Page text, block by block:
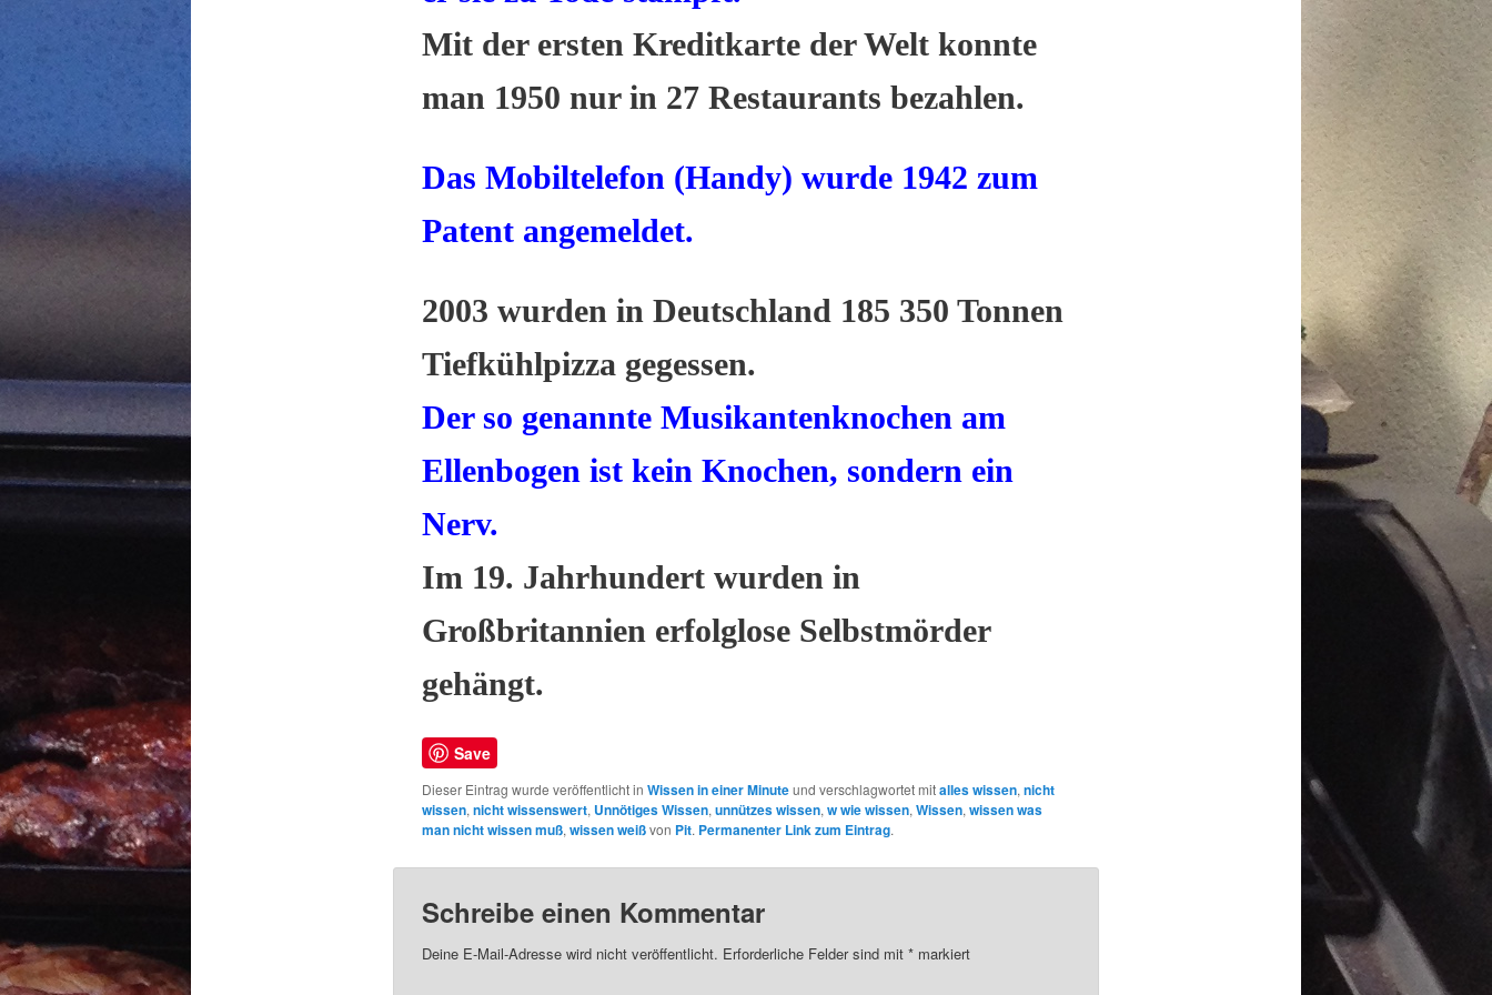
Mit der ersten Kreditkarte der Welt konnte
man 1950 nur in 27 Restaurants bezahlen.
Das Mobiltelefon (Handy) wurde 1942 zum
Patent angemeldet.
2003 wurden in Deutschland 185 350 Tonnen
Tiefkühlpizza gegessen.
Der so genannte Musikantenknochen am
Ellenbogen ist kein Knochen, sondern ein
Nerv.
Im 19. Jahrhundert wurden in
Großbritannien erfolglose Selbstmörder
gehängt.
Save
Dieser Eintrag wurde veröffentlicht in Wissen in einer Minuteund verschlagwortet mitalles wissen,nicht
wissen,nicht wissenswert, Unnötiges Wissen,unnützes wissen,w wie wissen,Wissen,wissen was
man nicht wissen muß,wissen weißvon Pit. Permanenter Link zum Eintrag.
Schreibe einen Kommentar
Deine E-Mail-Adresse wird nicht veröffentlicht. Erforderliche Felder sind mit *markiert